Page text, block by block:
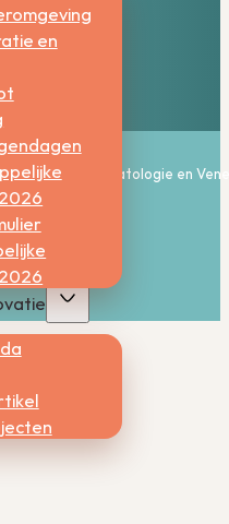
en
voor Dermatologie en